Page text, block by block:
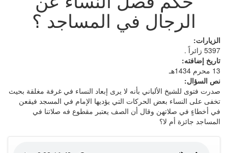
الرجال في المساجد ؟
الزيارات:
5397 زائراً .
تاريخ إضافته:
13 محرم 1434هـ
نص السؤال:
صدرت فتوى للشيخ الألباني بأنه لا يرى إبعاد النساء في غرفة مغلقة بحيث
تخفى على النساء بعض الحركات التي يؤديها الإمام في المسجد فيقعن
في أخطاءٍ في صلاتهن وقال أن الصف يعتبر مقطوع فه صلاتنا في
المساجد جائزة أم لا؟